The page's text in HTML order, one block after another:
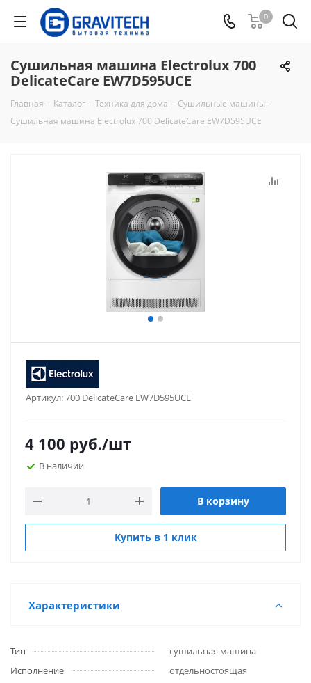
0
Сушильная машина Electrolux 700
DelicateCare EW7D595UCE
Главная - Каталог - Техника для дома - Сушильные машины -
Сушильная машина Electrolux 700 DelicateCare EW7D595UCE
Артикул:700 DelicateCare EW7D595UCE
4 100 руб./шт
В наличии
В корзину
Купить в 1 клик
Характеристики
Тип
сушильная машина
Исполнение
отдельностоящая